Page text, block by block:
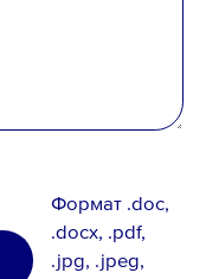
Формат .doc,
.docx, .pdf,
.jpg, .jpeg,